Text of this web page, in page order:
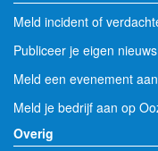
Meld incident of
Publiceer je eigen nieuws
Meld een evenement aan
Meld je bedrijf aan op
Overig